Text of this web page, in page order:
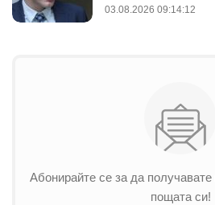
03.08.2026 09:14:12
Абонирайте се за да
пощата си!